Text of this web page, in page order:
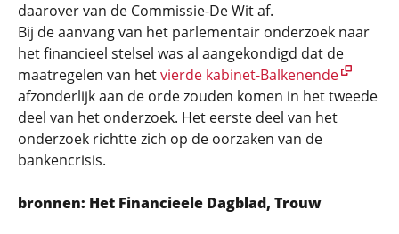
daarover van de Commissie-De Wit af.
Bij de aanvang van het parlementair onderzoek naar
het financieel stelsel was al aangekondigd dat de
maatregelen van hetvierde kabinet-Balkenende
afzonderlijk aan de orde zouden komen in het tweede
deel van het onderzoek. Het eerste deel van het
onderzoek richtte zich op de oorzaken van de
bankencrisis.
bronnen: Het Financieele Dagblad, Trouw